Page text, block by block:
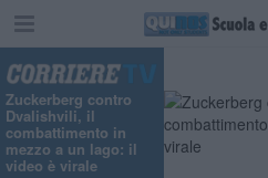
Zuckerberg contro
Dvalishvili, il
combattimento in
mezzo a un lago: il
video è virale